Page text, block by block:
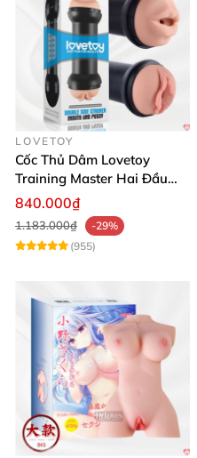
LOVETOY
Cốc Thủ Dâm Lovetoy
Training Master Hai Đầu
Siêu Thật, Tăng Khoái Cảm
840.000₫
1.183.000₫
-29%
(955)